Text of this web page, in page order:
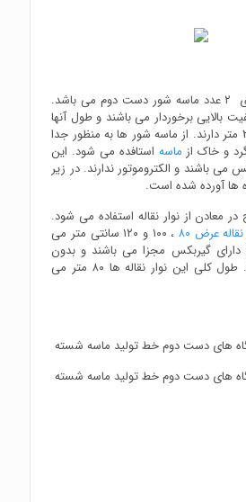
این خط خردایش دارای ۲ عدد ماسه شور دست دوم می باشد.
بالایی برخوردار می باشند و طول آنها
نیز ۱۱ متر و دهانه ای ۳ متر دارند. از ماسه شور ها به منظور جدا
و خاک از ماسه استافده می شود. این
می باشند و الکتروموتور ندارند. در زیر
ها آورده شده است.
در معادن از نوار نقاله استفاده می شود.
عرض ۸۰
، ۱۰۰ و ۱۲۰ سانتی متر می
دارای گیربکس مجزا می باشند و بدون
الکتروموتور می باشند. طول کلی این نوار نقاله ها ۸۰ متر می